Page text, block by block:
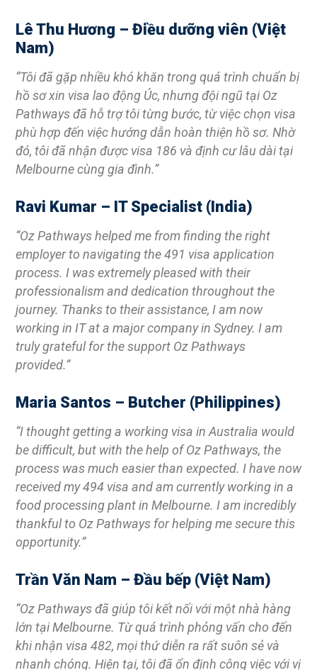
Lê Thu Hương – Điều dưỡng viên (Việt
Nam)
“Tôi đã gặp nhiều khó khăn trong quá trình chuẩn bị
hồ sơ xin visa lao động Úc, nhưng đội ngũ tại Oz
Pathways đã hỗ trợ tôi từng bước, từ việc chọn visa
phù hợp đến việc hướng dẫn hoàn thiện hồ sơ. Nhờ
đó, tôi đã nhận được visa 186 và định cư lâu dài tại
Melbourne cùng gia đình.”
Ravi Kumar – IT Specialist (India)
“Oz Pathways helped me from finding the right
employer to navigating the 491 visa application
process. I was extremely pleased with their
professionalism and dedication throughout the
journey. Thanks to their assistance, I am now
working in IT at a major company in Sydney. I am
truly grateful for the support Oz Pathways
provided.”
Maria Santos – Butcher (Philippines)
“I thought getting a working visa in Australia would
be difficult, but with the help of Oz Pathways, the
process was much easier than expected. I have now
received my 494 visa and am currently working in a
food processing plant in Melbourne. I am incredibly
thankful to Oz Pathways for helping me secure this
opportunity.”
Trần Văn Nam – Đầu bếp (Việt Nam)
“Oz Pathways đã giúp tôi kết nối với một nhà hàng
lớn tại Melbourne. Từ quá trình phỏng vấn cho đến
khi nhận visa 482, mọi thứ diễn ra rất suôn sẻ và
nhanh chóng. Hiện tại, tôi đã ổn định công việc với vị